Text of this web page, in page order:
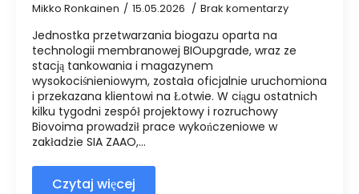
Mikko Ronkainen 15.05.2026 Brak komentarzy
Jednostka przetwarzania biogazu oparta na
technologii membranowej BIOupgrade, wraz ze
stacją tankowania i magazynem
wysokociśnieniowym, została oficjalnie uruchomiona
i przekazana klientowi na Łotwie. W ciągu ostatnich
kilku tygodni zespół projektowy i rozruchowy
Biovoima prowadził prace wykończeniowe w
zakładzie SIA ZAAO,...
Czytaj więcej